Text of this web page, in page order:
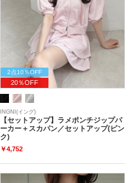
2点10％OFF
20％OFF
INGNI(イング)
【セットアップ】ラメポンチジップパ
ーカー＋スカパン／セットアップ(ピン
ク)
￥4,752